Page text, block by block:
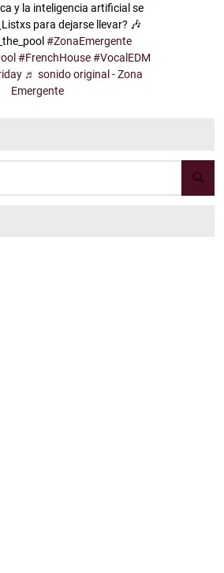
y la inteligencia artificial se
para dejarse llevar? 🎶
#ZonaEmergente
#FrenchHouse #VocalEDM
♬ sonido original - Zona
Emergente